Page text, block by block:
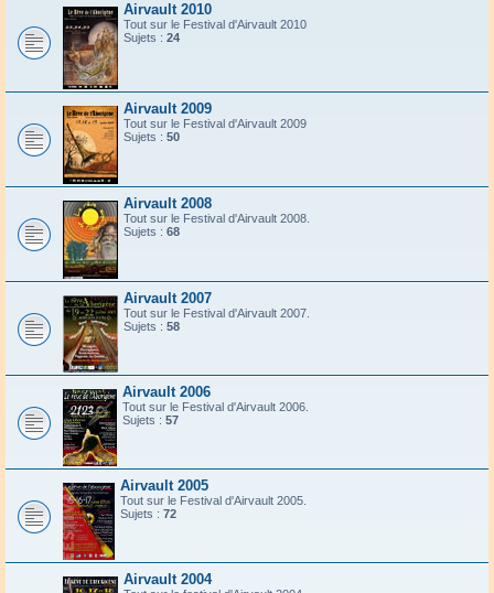
Airvault 2010
Tout sur le Festival d'Airvault 2010
Sujets : 24
Airvault 2009
Tout sur le Festival d'Airvault 2009
Sujets : 50
Airvault 2008
Tout sur le Festival d'Airvault 2008.
Sujets : 68
Airvault 2007
Tout sur le Festival d'Airvault 2007.
Sujets : 58
Airvault 2006
Tout sur le Festival d'Airvault 2006.
Sujets : 57
Airvault 2005
Tout sur le Festival d'Airvault 2005.
Sujets : 72
Airvault 2004